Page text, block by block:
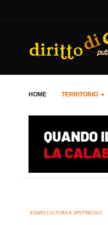
HOME TERRITORIO
ESARO CULTURA E SPETTACOLO